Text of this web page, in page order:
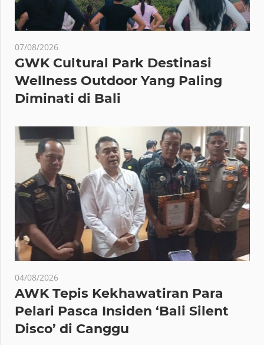
07/08/2026
GWK Cultural Park Destinasi
Wellness Outdoor Yang Paling
Diminati di Bali
04/08/2026
AWK Tepis Kekhawatiran Para
Pelari Pasca Insiden ‘Bali Silent
Disco’ di Canggu